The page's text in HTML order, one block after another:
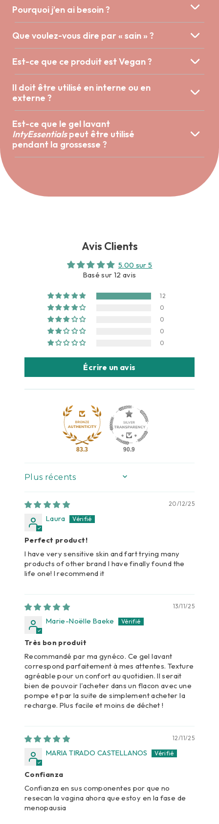
Pourquoi j’en ai besoin ?
Que voulez-vous dire par « sain » ?
Est-ce que ce produit est Vegan ?
Il doit être utilisé en interne ou en
externe ?
Est-ce que le gel lavant
IntyEssentialspeut être utilisé
pendant la grossesse ?
Avis Clients
5.00 sur 5
Basé sur 12 avis
12
0
0
0
0
Écrire un avis
83.3 90.9
SORT BY
20/12/25
Laura
Perfect product!
I have very sensitive skin and fart trying many
products of other brand I have finally found the
life one! I recommend it
13/11/25
Marie-Noëlle Baeke
Très bon produit
Recommandé par ma gynéco. Ce gel lavant
correspond parfaitement à mes attentes. Texture
agréable pour un confort au quotidien. Il serait
bien de pouvoir l'acheter dans un flacon avec une
pompe et par la suite de simplement acheter la
recharge. Plus facile et moins de déchet !
12/11/25
MARIA TIRADO CASTELLANOS
Confianza
Confianza en sus componentes por que no
resecan la vagina ahora que estoy en la fase de
menopausia